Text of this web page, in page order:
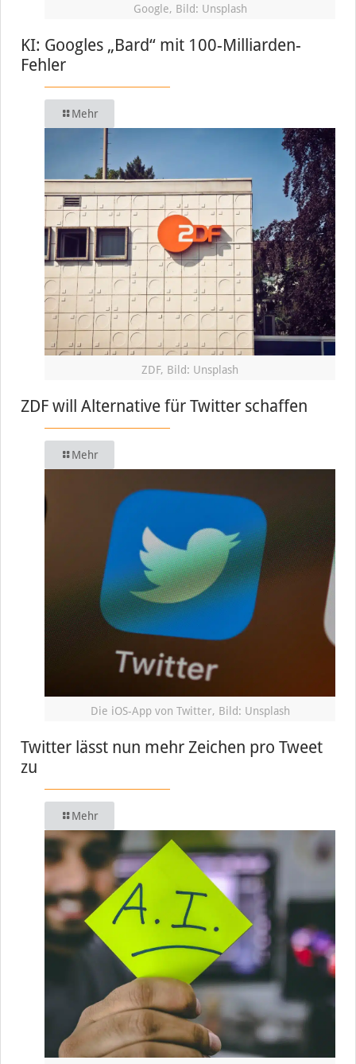
Google, Bild: Unsplash
KI: Googles „Bard“ mit 100-Milliarden-
Fehler
Mehr
ZDF, Bild: Unsplash
ZDF will Alternative für Twitter schaffen
Mehr
Die iOS-App von Twitter, Bild: Unsplash
Twitter lässt nun mehr Zeichen pro Tweet
zu
Mehr